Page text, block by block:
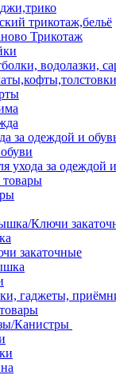
трикотаж,бельё
Трикотаж
водолазки,
за одеждой и
ухода за одеждой
товары
Ключи
закаточные
гаджеты,
Канистры